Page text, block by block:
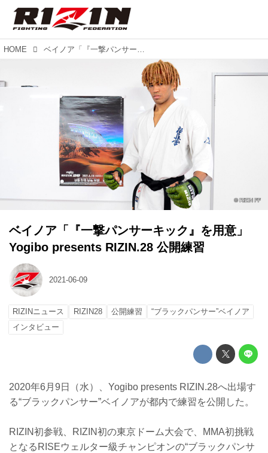
HOME ベイノア「『一撃パンサーキック』を用意」Yogibo presents RIZIN.28 公開練習
ベイノア「『一撃パンサーキック』を用意」
Yogibo presents RIZIN.28 公開練習
2021-06-09
RIZINニュース RIZIN28 公開練習
“ブラックパンサー”ベイノア
インタビュー
2020年6月9日（水）、Yogibo presents RIZIN.28へ出場す
る“ブラックパンサー”ベイノアが都内で練習を公開した。
RIZIN初参戦、RIZIN初の東京ドーム大会で、MMA初挑戦
となるRISEウェルター級チャンピオンの“ブラックパンサ